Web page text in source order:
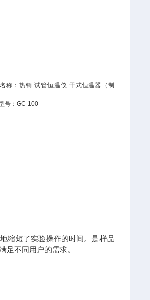
称：热销 试管恒温仪 干式恒温器（制
号：GC-100
缩短了实验操作的时间。是样品
足不同用户的需求。